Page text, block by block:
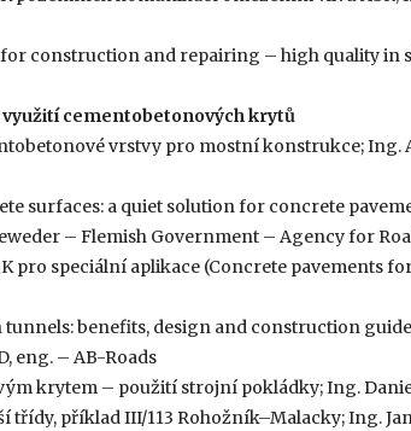
for construction and repairing – high quality in
využití cementobetonových krytů
vrstvy pro mostní konstrukce;
surfaces: a quiet solution for concrete
– Flemish Government – Agency for
pro speciální aplikace (Concrete pavements
tunnels: benefits, design and construction
eng. – AB-Roads
krytem – použití strojní pokládky; Ing.
třídy, příklad III/113 Rohožník–Malacky; Ing.